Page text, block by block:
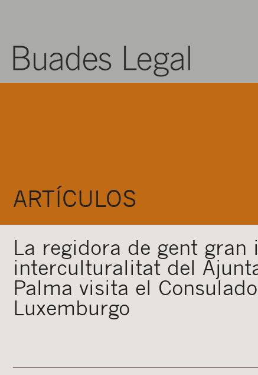
ARTÍCULOS
La regidora de gent gran i
interculturalitat del
Palma visita el
Luxemburgo